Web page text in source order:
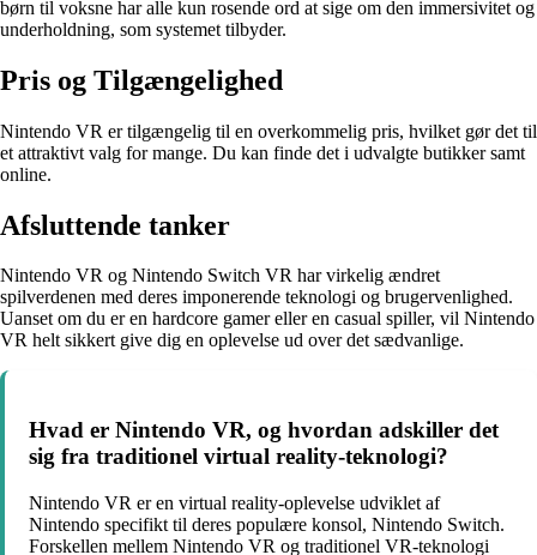
børn til voksne har alle kun rosende ord at sige om den immersivitet og
underholdning, som systemet tilbyder.
Pris og Tilgængelighed
Nintendo VR er tilgængelig til en overkommelig pris, hvilket gør det til
et attraktivt valg for mange. Du kan finde det i udvalgte butikker samt
online.
Afsluttende tanker
Nintendo VR og Nintendo Switch VR har virkelig ændret
spilverdenen med deres imponerende teknologi og brugervenlighed.
Uanset om du er en hardcore gamer eller en casual spiller, vil Nintendo
VR helt sikkert give dig en oplevelse ud over det sædvanlige.
Hvad er Nintendo VR, og hvordan adskiller det
sig fra traditionel virtual reality-teknologi?
Nintendo VR er en virtual reality-oplevelse udviklet af
Nintendo specifikt til deres populære konsol, Nintendo Switch.
Forskellen mellem Nintendo VR og traditionel VR-teknologi